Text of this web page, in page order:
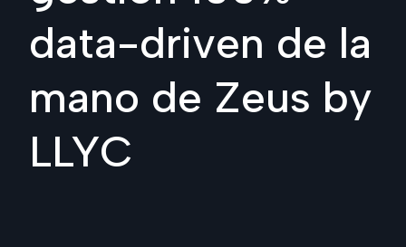
data-driven de la
mano de Zeus by
LLYC